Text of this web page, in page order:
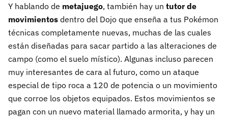
Y hablando de metajuego, también hay un tutor de
movimientos dentro del Dojo que enseña a tus Pokémon
técnicas completamente nuevas, muchas de las cuales
están diseñadas para sacar partido a las alteraciones de
campo (como el suelo místico). Algunas incluso parecen
muy interesantes de cara al futuro, como un ataque
especial de tipo roca a 120 de potencia o un movimiento
que corroe los objetos equipados. Estos movimientos se
pagan con un nuevo material llamado armorita, y hay un